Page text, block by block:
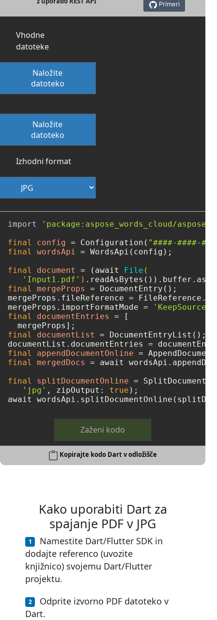
Primeri
Vhodne
datoteke
Naložite
datoteko
Naložite
datoteko
Izhodni format
import
'package:aspose_words_cloud/
final
config = Configuration( "####-####-
final
wordsApi = WordsApi(config);
final
document = (await File (
'Input1.pdf' )
final
mergeProps = DocumentEntry();
mergeProps.fileReference =
mergeProps.importFormatMode =
final
documentEntries = [
final
documentList = DocumentEntryList();
final
appendDocumentOnline =
final
mergedDocs = await
final
splitDocumentOnline =
'jpg' , zipOutput: true );
Zaženi kodo
Kopirajte kodo Dart v odložišče
Kako uporabiti Dart za
spajanje PDF v JPG
Namestite Dart/Flutter SDK in
dodajte referenco (uvozite
knjižnico) svojemu Dart/Flutter
projektu.
Odprite izvorno PDF datoteko v
Dart.